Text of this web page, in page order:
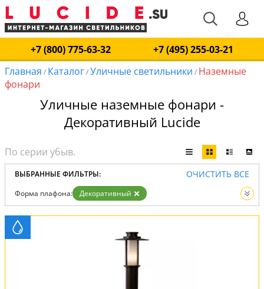
+7 (800) 775-63-32
+7 (495) 255-03-21
Главная / Каталог/Уличные светильники / Наземные
фонари
Уличные наземные фонари -
Декоративный Lucide
ВЫБРАННЫЕ ФИЛЬТРЫ: ОЧИСТИТЬ ВСЕ
Форма плафона:
Декоративный
Тип:
Наземные фонари Вид: Уличные светильники